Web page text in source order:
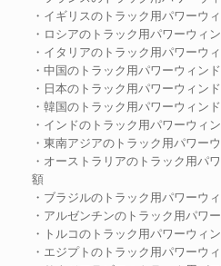
・イギリスのトラック用パワーウ
・ロシアのトラック用パワーウィ
・イタリアのトラック用パワーウ
・中国のトラック用パワーウィン
・日本のトラック用パワーウィン
・韓国のトラック用パワーウィン
・インドのトラック用パワーウィ
・東南アジアのトラック用パワー
・オーストラリアのトラック用パ
額
・ブラジルのトラック用パワーウ
・アルゼンチンのトラック用パワ
・トルコのトラック用パワーウィ
・エジプトのトラック用パワーウ